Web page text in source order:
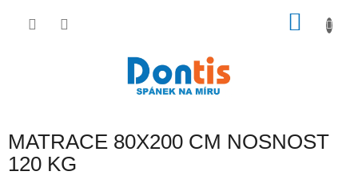
MATRACE 80X200 CM NOSNOST
120 KG